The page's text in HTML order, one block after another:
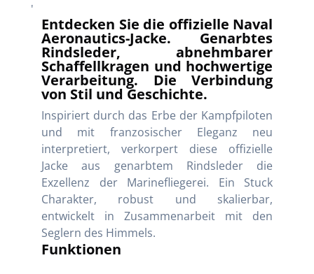
'
Entdecken Sie die offizielle Naval
Aeronautics-Jacke. Genarbtes
Rindsleder, abnehmbarer
Schaffellkragen und hochwertige
Verarbeitung. Die Verbindung
von Stil und Geschichte.
Inspiriert durch das Erbe der Kampfpiloten
und mit franzosischer Eleganz neu
interpretiert, verkorpert diese offizielle
Jacke aus genarbtem Rindsleder die
Exzellenz der Marinefliegerei. Ein Stuck
Charakter, robust und skalierbar,
entwickelt in Zusammenarbeit mit den
Seglern des Himmels.
Funktionen